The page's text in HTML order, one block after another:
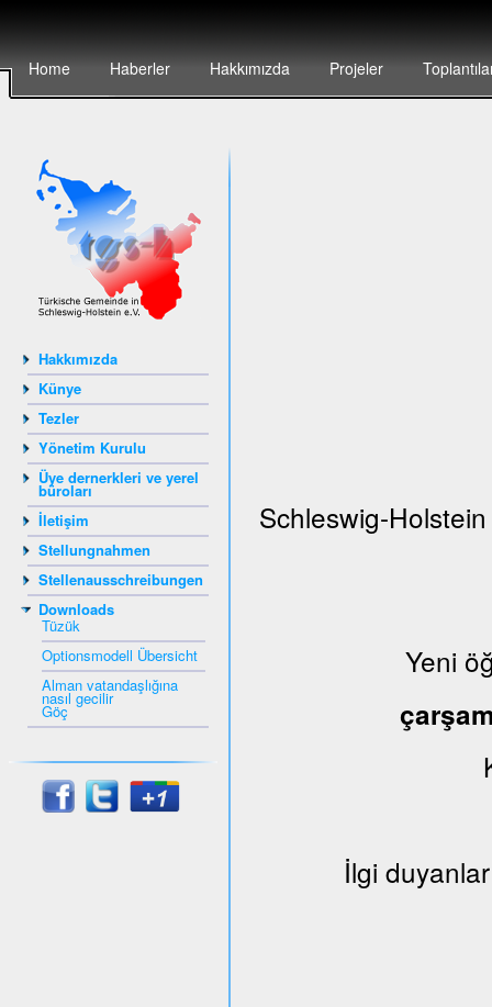
Home Haberler Hakkımızda Projeler
Hakkımızda
Künye
Tezler
Yönetim Kurulu
Üye dernerkleri ve yerel
büroları
İletişim
Stellungnahmen
Stellenausschreibungen
Downloads
Tüzük
Optionsmodell Übersicht
Alman vatandaşlığına
nasıl gecilir
Göç
Schleswig-
Yeni
İlgi